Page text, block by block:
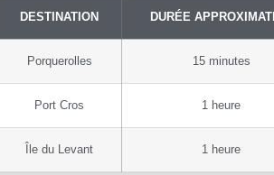
DESTINATION DURÉE
Porquerolles 15 minutes
Port Cros 1 heure
Île du Levant 1 heure